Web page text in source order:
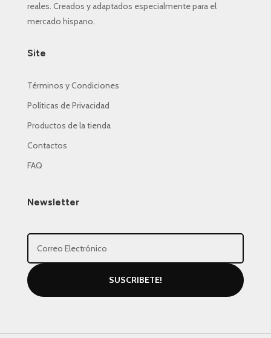
reales. Creados y adaptados especialmente para el
mercado hispano.
Site
Términos y Condiciones
Políticas de Privacidad
Productos de la tienda
Contactos
FAQ
Newsletter
SUSCRIBETE!